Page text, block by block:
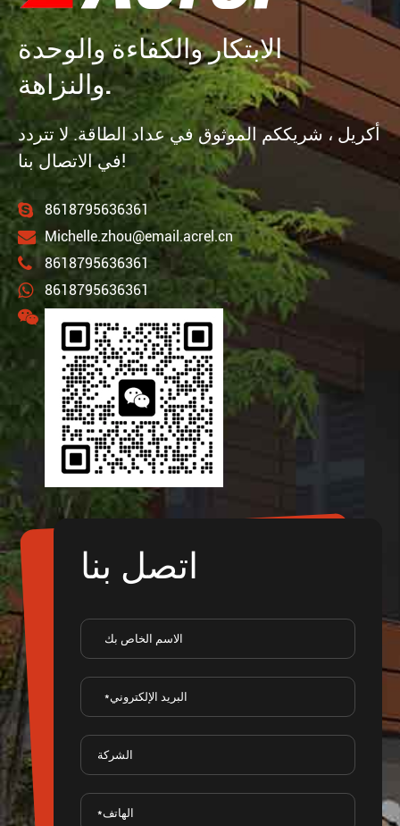
الابتكار والكفاءة والوحدة
والنزاهة.
أكريل ، شريككم الموثوق في عداد الطاقة. لا تتردد
في الاتصال بنا!
8618795636361
Michelle.zhou@email.acrel.cn
8618795636361
8618795636361
اتصل بنا